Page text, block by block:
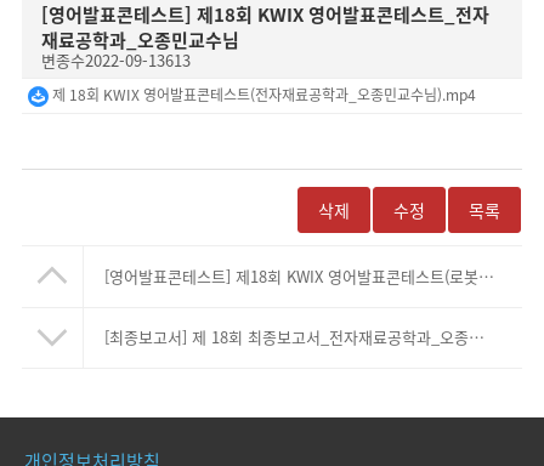
[영어발표콘테스트] 제18회 KWIX 영어발표콘테스트_전자
재료공학과_오종민교수님
변종수2022-09-13613
제 18회 KWIX 영어발표콘테스트(전자재료공학과_오종민교수님).mp4
목록
수정
삭제
[영어발표콘테스트] 제18회 KWIX 영어발표콘테스트(로봇학부_최용훈교수님)
[최종보고서] 제 18회 최종보고서_전자재료공학과_오종민교수님(본문, PPT자료)
개인정보처리방침